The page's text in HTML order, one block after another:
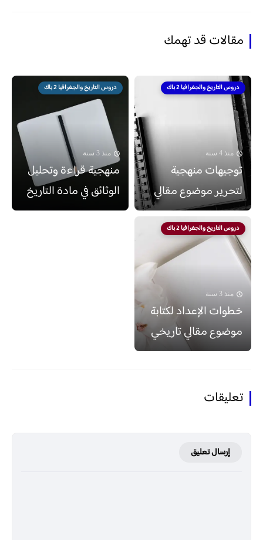
مقالات قد تهمك
دروس التاريخ والجغرافيا 2 باك
منذ 4 سنة
توجيهات منهجية
لتحرير موضوع مقالي
دروس التاريخ والجغرافيا 2 باك
منذ 3 سنة
منهجية قراءة وتحليل
الوثائق في مادة التاريخ
دروس التاريخ والجغرافيا 2 باك
منذ 3 سنة
خطوات الإعداد لكتابة
موضوع مقالي تاريخي
تعليقات
إرسال تعليق